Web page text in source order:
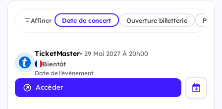
Affiner Date de concert Ouverture billetterie
TicketMaster• 29 Mai 2027 À 20h00
Bientôt
Date de l'évènement
Accéder